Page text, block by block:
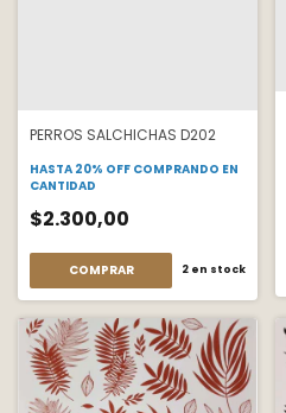
PERROS SALCHICHAS D202
HASTA 20% OFF COMPRANDO EN
CANTIDAD
$2.300,00
COMPRAR 2en stock